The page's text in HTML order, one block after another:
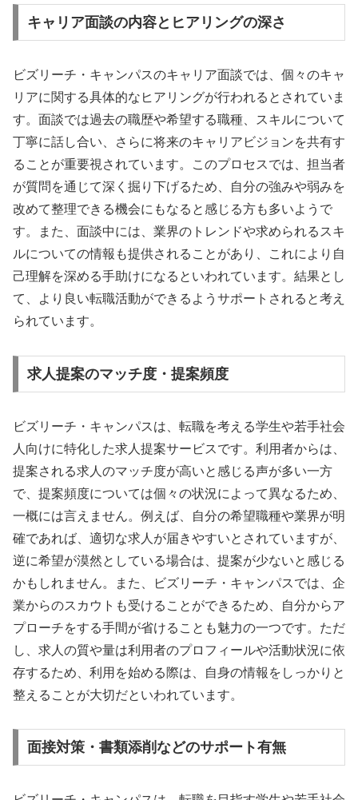
キャリア面談の内容とヒアリングの深さ
ビズリーチ・キャンパスのキャリア面談では、個々のキャ
リアに関する具体的なヒアリングが行われるとされていま
す。面談では過去の職歴や希望する職種、スキルについて
丁寧に話し合い、さらに将来のキャリアビジョンを共有す
ることが重要視されています。このプロセスでは、担当者
が質問を通じて深く掘り下げるため、自分の強みや弱みを
改めて整理できる機会にもなると感じる方も多いようで
す。また、面談中には、業界のトレンドや求められるスキ
ルについての情報も提供されることがあり、これにより自
己理解を深める手助けになるといわれています。結果とし
て、より良い転職活動ができるようサポートされると考え
られています。
求人提案のマッチ度・提案頻度
ビズリーチ・キャンパスは、転職を考える学生や若手社会
人向けに特化した求人提案サービスです。利用者からは、
提案される求人のマッチ度が高いと感じる声が多い一方
で、提案頻度については個々の状況によって異なるため、
一概には言えません。例えば、自分の希望職種や業界が明
確であれば、適切な求人が届きやすいとされていますが、
逆に希望が漠然としている場合は、提案が少ないと感じる
かもしれません。また、ビズリーチ・キャンパスでは、企
業からのスカウトも受けることができるため、自分からア
プローチをする手間が省けることも魅力の一つです。ただ
し、求人の質や量は利用者のプロフィールや活動状況に依
存するため、利用を始める際は、自身の情報をしっかりと
整えることが大切だといわれています。
面接対策・書類添削などのサポート有無